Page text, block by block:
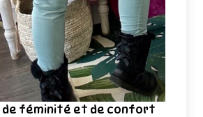
de féminité et de confort